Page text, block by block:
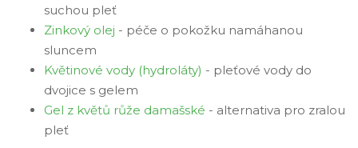
suchou pleť
Zinkový olej - péče o pokožku namáhanou
sluncem
Květinové vody (hydroláty) - pleťové vody do
dvojice s gelem
Gel z květů růže damašské - alternativa pro zralou
pleť